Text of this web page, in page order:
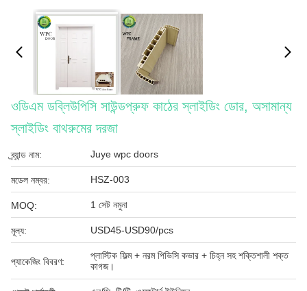
ওডিএম ডব্লিউপিসি সাউন্ডপ্রুফ কাঠের স্লাইডিং ডোর, অসামান্য
স্লাইডিং বাথরুমের দরজা
ব্র্যান্ড নাম: Juye wpc doors
মডেল নম্বর: HSZ-003
MOQ: 1 সেট নমুনা
মূল্য: USD45-USD90/pcs
প্যাকেজিং বিবরণ:
প্লাস্টিক ফিল্ম + নরম পিভিসি কভার + চিহ্ন সহ শক্তিশালী শক্ত
কাগজ।